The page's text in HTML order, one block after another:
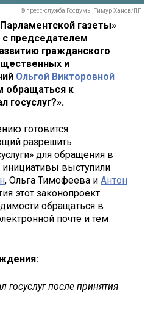
© пресс-служба Госдумы, Тимур Ханов/ПГ
газеты»
председателем
гражданского
и
Ольгой Викторовной
обращаться к
госуслуг?».
готовится
разрешить
для обращения в
выступили
, Ольга Тимофеева и Антон
этот законопроект
обращаться в
почте и тем
госуслуг после принятия